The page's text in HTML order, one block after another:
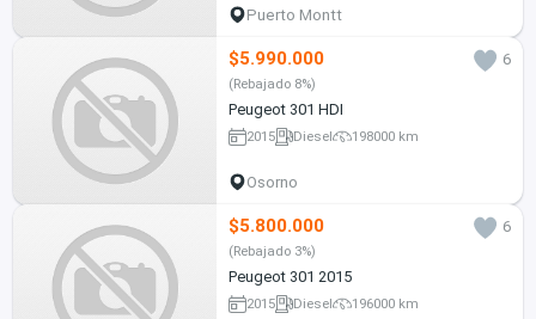
Puerto Montt
$5.990.000 6
(Rebajado 8%)
Peugeot 301 HDI
2015 Diesel 198000 km
Osorno
$5.800.000 6
(Rebajado 3%)
Peugeot 301 2015
2015 Diesel 196000 km